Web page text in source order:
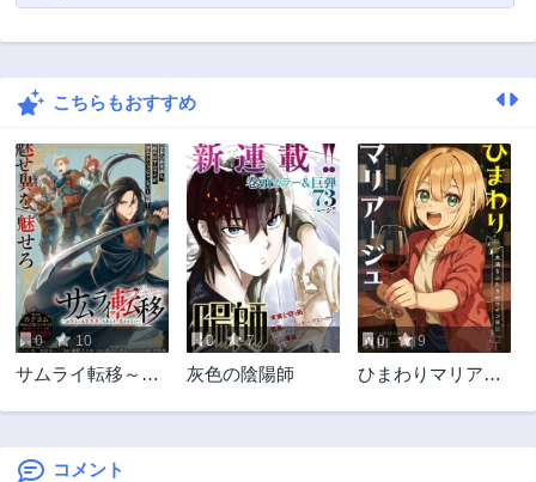
こちらもおすすめ
0 10
サムライ転移～お
ない～
0 7
灰色の陰陽師
0 9
ひまわりマリアー
コメント